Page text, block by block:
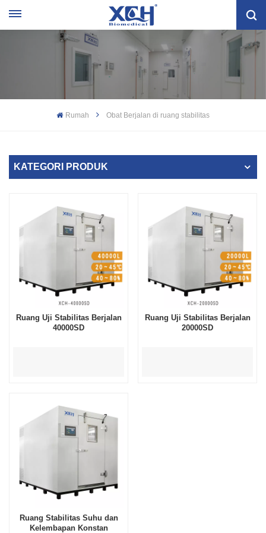
Rumah Obat Berjalan di ruang stabilitas
KATEGORI PRODUK
Ruang Uji Stabilitas Berjalan
40000SD
Ruang Uji Stabilitas Berjalan
20000SD
Ruang Stabilitas Suhu dan
Kelembapan Konstan